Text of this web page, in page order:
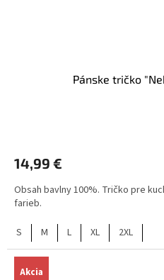
Pánske tričko
14,99 €
Obsah bavlny 100%. Tričko pre
farieb.
S M L XL 2XL
Akcia